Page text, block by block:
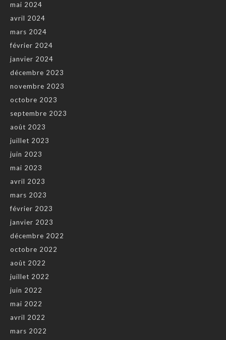
mai 2024
avril 2024
mars 2024
février 2024
janvier 2024
décembre 2023
novembre 2023
octobre 2023
septembre 2023
août 2023
juillet 2023
juin 2023
mai 2023
avril 2023
mars 2023
février 2023
janvier 2023
décembre 2022
octobre 2022
août 2022
juillet 2022
juin 2022
mai 2022
avril 2022
mars 2022